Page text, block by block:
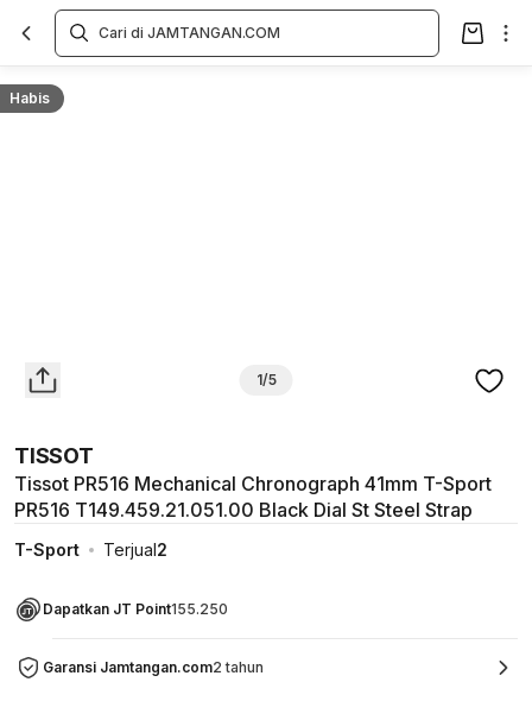
Habis
1/5
TISSOT
Tissot PR516 Mechanical Chronograph 41mm T-Sport
PR516 T149.459.21.051.00 Black Dial St Steel Strap
T-Sport Terjual2
Dapatkan JT Point155.250
Garansi Jamtangan.com2 tahun
Overview